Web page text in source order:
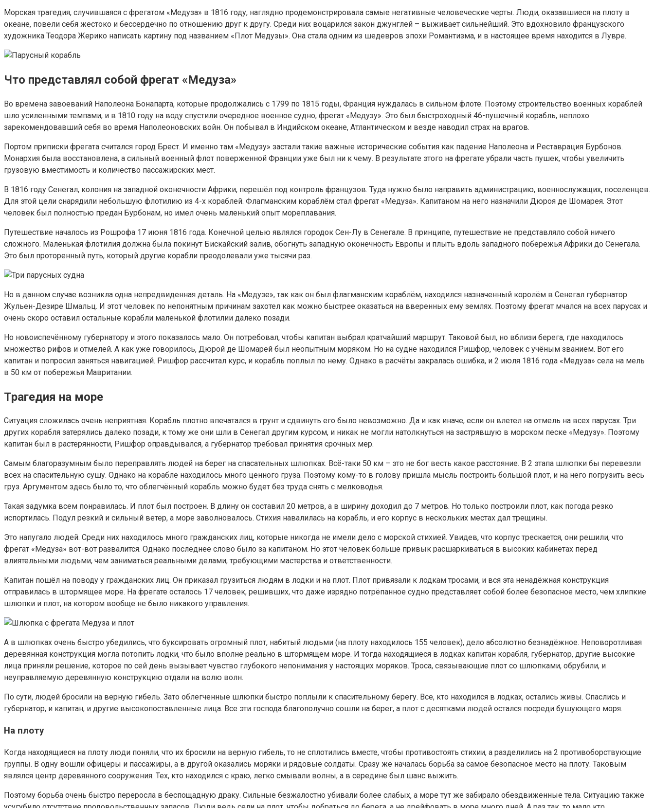
Морская трагедия, случившаяся с фрегатом «Медуза» в 1816 году, наглядно продемонстрировала самые негативные человеческие черты. Люди, оказавшиеся на плоту в
океане, повели себя жестоко и бессердечно по отношению друг к другу. Среди них воцарился закон джунглей – выживает сильнейший. Это вдохновило французского
художника Теодора Жерико написать картину под названием «Плот Медузы». Она стала одним из шедевров эпохи Романтизма, и в настоящее время находится в Лувре.
Что представлял собой фрегат «Медуза»
Во времена завоеваний Наполеона Бонапарта, которые продолжались с 1799 по 1815 годы, Франция нуждалась в сильном флоте. Поэтому строительство военных кораблей
шло усиленными темпами, и в 1810 году на воду спустили очередное военное судно, фрегат «Медузу». Это был быстроходный 46-пушечный корабль, неплохо
зарекомендовавший себя во время Наполеоновских войн. Он побывал в Индийском океане, Атлантическом и везде наводил страх на врагов.
Портом приписки фрегата считался город Брест. И именно там «Медузу» застали такие важные исторические события как падение Наполеона и Реставрация Бурбонов.
Монархия была восстановлена, а сильный военный флот поверженной Франции уже был ни к чему. В результате этого на фрегате убрали часть пушек, чтобы увеличить
грузовую вместимость и количество пассажирских мест.
В 1816 году Сенегал, колония на западной оконечности Африки, перешёл под контроль французов. Туда нужно было направить администрацию, военнослужащих, поселенцев.
Для этой цели снарядили небольшую флотилию из 4-х кораблей. Флагманским кораблём стал фрегат «Медуза». Капитаном на него назначили Дюроя де Шомарея. Этот
человек был полностью предан Бурбонам, но имел очень маленький опыт мореплавания.
Путешествие началось из Рошрофа 17 июня 1816 года. Конечной целью являлся городок Сен-Лу в Сенегале. В принципе, путешествие не представляло собой ничего
сложного. Маленькая флотилия должна была покинут Бискайский залив, обогнуть западную оконечность Европы и плыть вдоль западного побережья Африки до Сенегала.
Это был проторенный путь, который другие корабли преодолевали уже тысячи раз.
Но в данном случае возникла одна непредвиденная деталь. На «Медузе», так как он был флагманским кораблём, находился назначенный королём в Сенегал губернатор
Жульен-Дезире Шмальц. И этот человек по непонятным причинам захотел как можно быстрее оказаться на вверенных ему землях. Поэтому фрегат мчался на всех парусах и
очень скоро оставил остальные корабли маленькой флотилии далеко позади.
Но новоиспечённому губернатору и этого показалось мало. Он потребовал, чтобы капитан выбрал кратчайший маршрут. Таковой был, но вблизи берега, где находилось
множество рифов и отмелей. А как уже говорилось, Дюрой де Шомарей был неопытным моряком. Но на судне находился Ришфор, человек с учёным званием. Вот его
капитан и попросил заняться навигацией. Ришфор рассчитал курс, и корабль поплыл по нему. Однако в расчёты закралась ошибка, и 2 июля 1816 года «Медуза» села на мель
в 50 км от побережья Мавритании.
Трагедия на море
Ситуация сложилась очень неприятная. Корабль плотно впечатался в грунт и сдвинуть его было невозможно. Да и как иначе, если он влетел на отмель на всех парусах. Три
других корабля затерялись далеко позади, к тому же они шли в Сенегал другим курсом, и никак не могли натолкнуться на застрявшую в морском песке «Медузу». Поэтому
капитан был в растерянности, Ришфор оправдывался, а губернатор требовал принятия срочных мер.
Самым благоразумным было переправлять людей на берег на спасательных шлюпках. Всё-таки 50 км – это не бог весть какое расстояние. В 2 этапа шлюпки бы перевезли
всех на спасительную сушу. Однако на корабле находилось много ценного груза. Поэтому кому-то в голову пришла мысль построить большой плот, и на него погрузить весь
груз. Аргументом здесь было то, что облегчённый корабль можно будет без труда снять с мелководья.
Такая задумка всем понравилась. И плот был построен. В длину он составил 20 метров, а в ширину доходил до 7 метров. Но только построили плот, как погода резко
испортилась. Подул резкий и сильный ветер, а море заволновалось. Стихия навалилась на корабль, и его корпус в нескольких местах дал трещины.
Это напугало людей. Среди них находилось много гражданских лиц, которые никогда не имели дело с морской стихией. Увидев, что корпус трескается, они решили, что
фрегат «Медуза» вот-вот развалится. Однако последнее слово было за капитаном. Но этот человек больше привык расшаркиваться в высоких кабинетах перед
влиятельными людьми, чем заниматься реальными делами, требующими мастерства и ответственности.
Капитан пошёл на поводу у гражданских лиц. Он приказал грузиться людям в лодки и на плот. Плот привязали к лодкам тросами, и вся эта ненадёжная конструкция
отправилась в штормящее море. На фрегате осталось 17 человек, решивших, что даже изрядно потрёпанное судно представляет собой более безопасное место, чем хлипкие
шлюпки и плот, на котором вообще не было никакого управления.
А в шлюпках очень быстро убедились, что буксировать огромный плот, набитый людьми (на плоту находилось 155 человек), дело абсолютно безнадёжное. Неповоротливая
деревянная конструкция могла потопить лодки, что было вполне реально в штормящем море. И тогда находящиеся в лодках капитан корабля, губернатор, другие высокие
лица приняли решение, которое по сей день вызывает чувство глубокого непонимания у настоящих моряков. Троса, связывающие плот со шлюпками, обрубили, и
неуправляемую деревянную конструкцию отдали на волю волн.
По сути, людей бросили на верную гибель. Зато облегченные шлюпки быстро поплыли к спасительному берегу. Все, кто находился в лодках, остались живы. Спаслись и
губернатор, и капитан, и другие высокопоставленные лица. Все эти господа благополучно сошли на берег, а плот с десятками людей остался посреди бушующего моря.
На плоту
Когда находящиеся на плоту люди поняли, что их бросили на верную гибель, то не сплотились вместе, чтобы противостоять стихии, а разделились на 2 противоборствующие
группы. В одну вошли офицеры и пассажиры, а в другой оказались моряки и рядовые солдаты. Сразу же началась борьба за самое безопасное место на плоту. Таковым
являлся центр деревянного сооружения. Тех, кто находился с краю, легко смывали волны, а в середине был шанс выжить.
Поэтому борьба очень быстро переросла в беспощадную драку. Сильные безжалостно убивали более слабых, а море тут же забирало обездвиженные тела. Ситуацию также